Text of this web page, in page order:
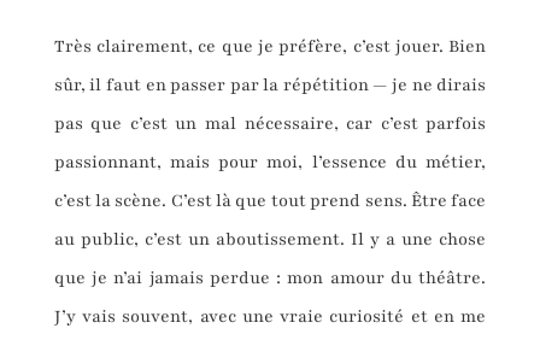
Très clairement, ce que je préfère, c’est jouer. Bien
sûr, il faut en passer par la répétition — je ne dirais
pas que c’est un mal nécessaire, car c’est parfois
passionnant, mais pour moi, l’essence du métier,
c’est la scène. C’est là que tout prend sens. Être face
au public, c’est un aboutissement. Il y a une chose
que je n’ai jamais perdue : mon amour du théâtre.
J’y vais souvent, avec une vraie curiosité et en me